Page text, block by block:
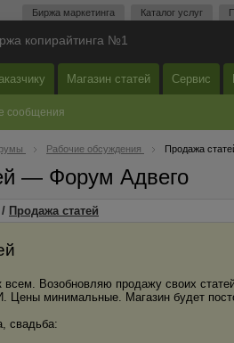
Биржа маркетинга Каталог услуг
копирайтинга №1
Магазин статей Сервис
сообщения
Рабочие обсуждения Продажа
— Форум Адвего
/ Продажа статей
всем. Возобновляю продажу своих
Цены минимальные. Магазин будет
свадьба: